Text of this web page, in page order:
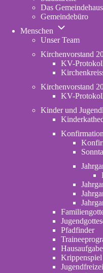
Das Gemeindehaus
Gemeindebüro
Menschen
Unternavigation
Menschen
Unser Team
Kirchenvorstand
KV-
Kirchenvorstand
KV-
Kinder und
Konfirmation
Pfadfinder
in
tab)
Krippenspiel